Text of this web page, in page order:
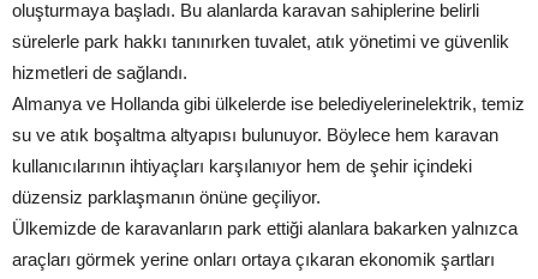
oluşturmaya başladı. Bu alanlarda karavan sahiplerine belirli
sürelerle park hakkı tanınırken tuvalet, atık yönetimi ve güvenlik
hizmetleri de sağlandı.
Almanya ve Hollanda gibi ülkelerde ise belediyelerinelektrik, temiz
su ve atık boşaltma altyapısı bulunuyor. Böylece hem karavan
kullanıcılarının ihtiyaçları karşılanıyor hem de şehir içindeki
düzensiz parklaşmanın önüne geçiliyor.
Ülkemizde de karavanların park ettiği alanlara bakarken yalnızca
araçları görmek yerine onları ortaya çıkaran ekonomik şartları